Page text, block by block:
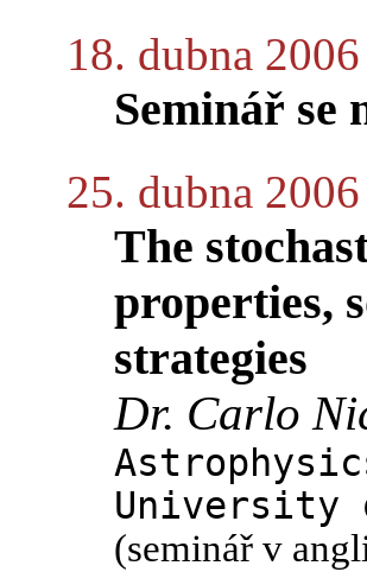
18. dubna 2006
Seminář se
25. dubna 2006
The
properties,
strategies
Dr. Carlo
University
(seminář v